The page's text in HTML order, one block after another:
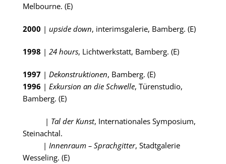
Melbourne. (E)
2000 | upside down, interimsgalerie, Bamberg. (E)
1998 | 24 hours, Lichtwerkstatt, Bamberg. (E)
1997 | Dekonstruktionen, Bamberg. (E)
1996 | Exkursion an die Schwelle, Türenstudio,
Bamberg. (E)
| Tal der Kunst, Internationales Symposium,
Steinachtal.
| Innenraum – Sprachgitter, Stadtgalerie
Wesseling. (E)